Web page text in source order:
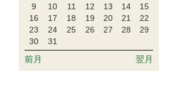
9
10 11 12 13 14
15
16
17 18 19 20 21
22
23
24 25 26 27 28
29
30
31
前月 翌月